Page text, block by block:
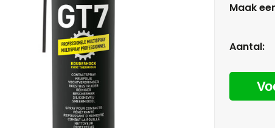
Maak
Aantal: